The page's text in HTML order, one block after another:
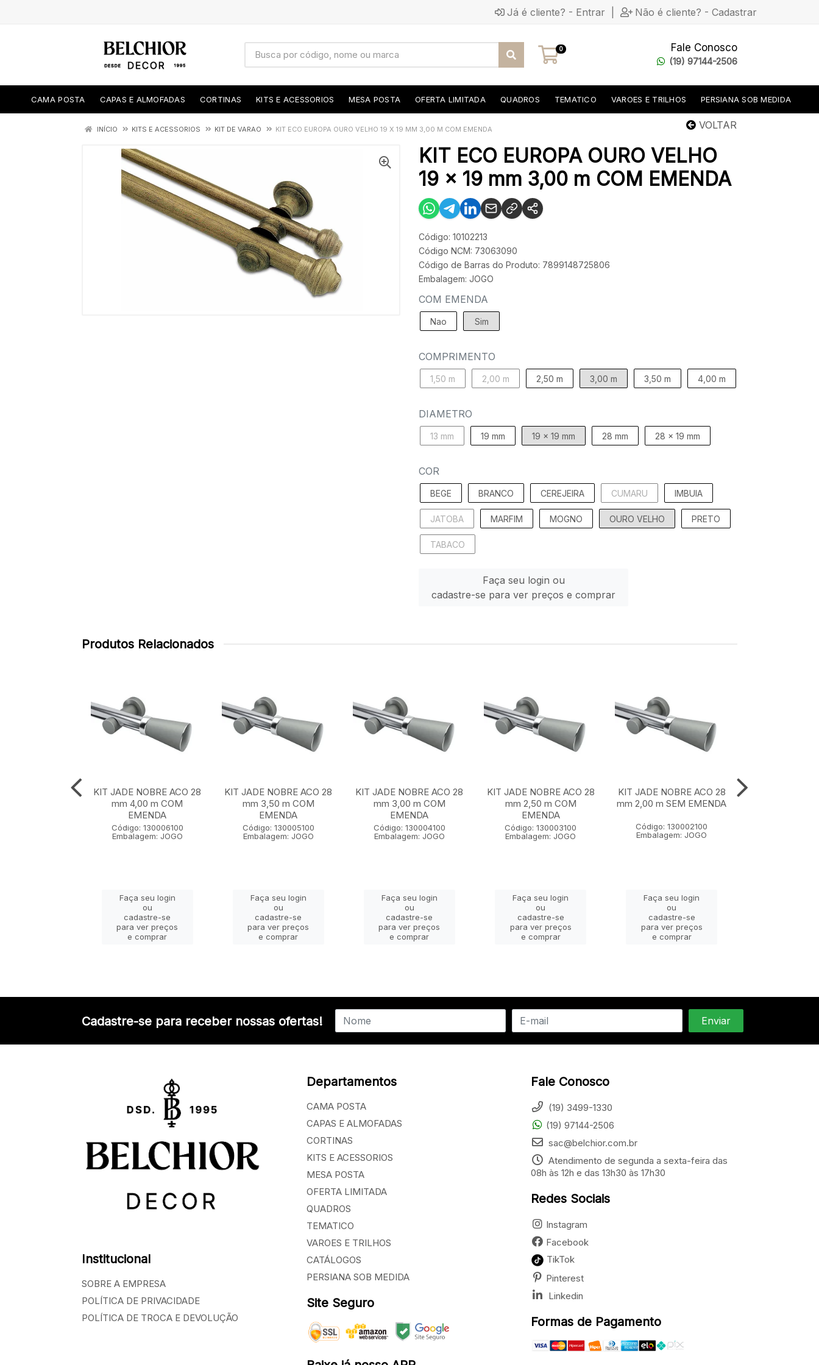
Já é cliente? - Entrar Não é cliente? - Cadastrar
0 Fale Conosco
(19) 97144-2506
CAMA POSTA CAPAS E ALMOFADAS CORTINAS KITS E ACESSORIOS MESA POSTA OFERTA LIMITADA QUADROS TEMATICO VAROES E TRILHOS PERSIANA SOB MEDIDA
VOLTAR
INÍCIO KITS E ACESSORIOS KIT DE VARAO KIT ECO EUROPA OURO VELHO 19 X 19 MM 3,00 M COM EMENDA
KIT ECO EUROPA OURO VELHO
19 x 19 mm 3,00 m COM EMENDA
Código: 10102213
Código NCM: 73063090
Código de Barras do Produto: 7899148725806
Embalagem: JOGO
COM EMENDA
Nao Sim
COMPRIMENTO
1,50 m 2,00 m 2,50 m 3,00 m 3,50 m 4,00 m
DIAMETRO
13 mm 19 mm 19 x 19 mm 28 mm 28 x 19 mm
COR
BEGE BRANCO CEREJEIRA CUMARU IMBUIA
JATOBA MARFIM MOGNO OURO VELHO PRETO
TABACO
Faça seu login ou
cadastre-se para ver preços e comprar
Produtos Relacionados
KIT JADE NOBRE ACO 28
mm 4,00 m COM
EMENDA
Código: 130006100
Embalagem: JOGO
Faça seu login
ou
cadastre-se
para ver preços
e comprar
KIT JADE NOBRE ACO 28
mm 3,50 m COM
EMENDA
Código: 130005100
Embalagem: JOGO
Faça seu login
ou
cadastre-se
para ver preços
e comprar
KIT JADE NOBRE ACO 28
mm 3,00 m COM
EMENDA
Código: 130004100
Embalagem: JOGO
Faça seu login
ou
cadastre-se
para ver preços
e comprar
KIT JADE NOBRE ACO 28
mm 2,50 m COM
EMENDA
Código: 130003100
Embalagem: JOGO
Faça seu login
ou
cadastre-se
para ver preços
e comprar
KIT JADE NOBRE ACO 28
mm 2,00 m SEM EMENDA
Código: 130002100
Embalagem: JOGO
Faça seu login
ou
cadastre-se
para ver preços
e comprar
Cadastre-se para receber nossas ofertas!
Institucional
SOBRE A EMPRESA
POLÍTICA DE PRIVACIDADE
POLÍTICA DE TROCA E DEVOLUÇÃO
Departamentos
CAMA POSTA
CAPAS E ALMOFADAS
CORTINAS
KITS E ACESSORIOS
MESA POSTA
OFERTA LIMITADA
QUADROS
TEMATICO
VAROES E TRILHOS
CATÁLOGOS
PERSIANA SOB MEDIDA
Site Seguro
Fale Conosco
(19) 3499-1330
(19) 97144-2506
sac@belchior.com.br
Atendimento de segunda a sexta-feira das
08h às 12h e das 13h30 às 17h30
Redes Sociais
Instagram
Facebook
TikTok
Pinterest
Linkedin
Formas de Pagamento